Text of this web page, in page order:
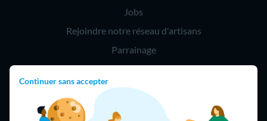
Continuer sans accepter
Jobs
Rejoindre notre réseau d'artisans
Parrainage
Hello !
09 75 18 60 60
(8h-21h)